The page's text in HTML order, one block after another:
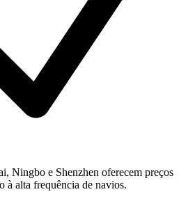
Ningbo e Shenzhen oferecem preços
à alta frequência de navios.